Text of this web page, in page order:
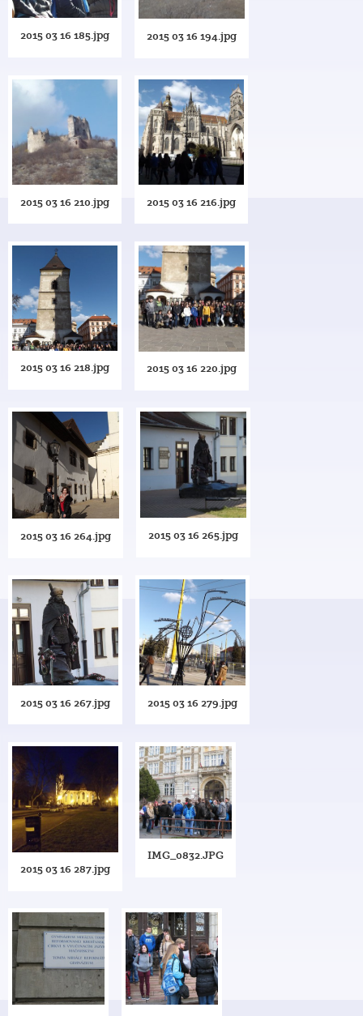
2015 03 16 185.jpg 2015 03 16 194.jpg
2015 03 16 210.jpg 2015 03 16 216.jpg
2015 03 16 218.jpg 2015 03 16 220.jpg
2015 03 16 264.jpg 2015 03 16 265.jpg
2015 03 16 267.jpg 2015 03 16 279.jpg
2015 03 16 287.jpg
IMG_0832.JPG